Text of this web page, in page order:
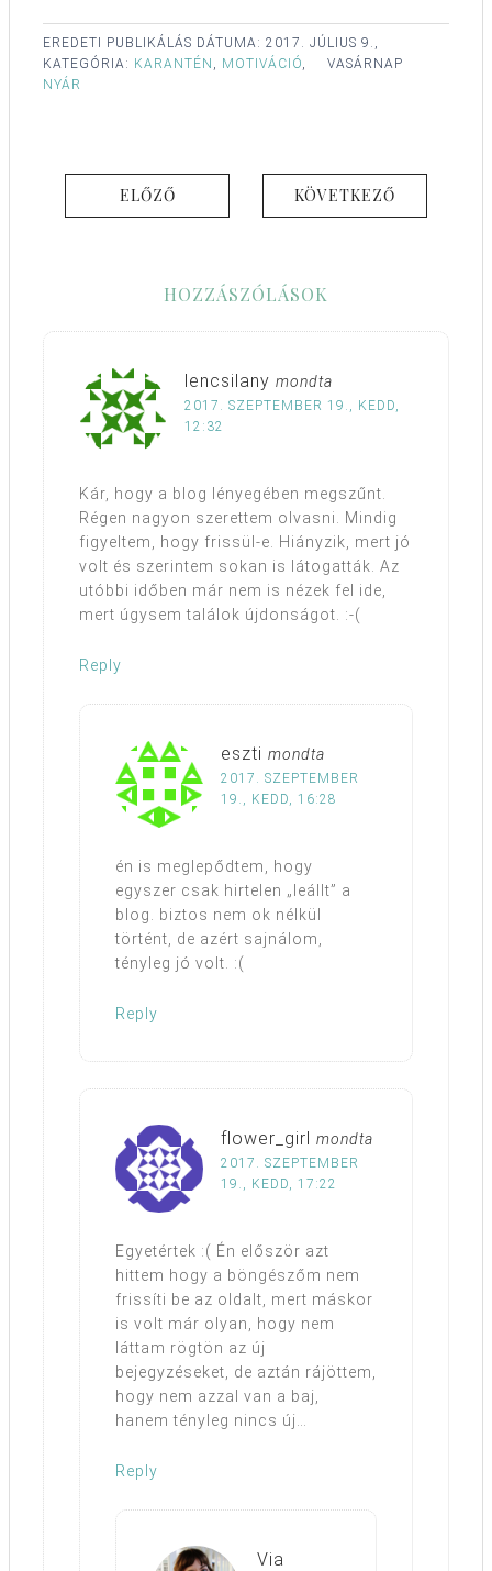
EREDETI PUBLIKÁLÁS DÁTUMA: 2017. JÚLIUS 9.,
VASÁRNAP
KATEGÓRIA: KARANTÉN , MOTIVÁCIÓ,
NYÁR
ELŐZŐ KÖVETKEZŐ
HOZZÁSZÓLÁSOK
lencsilany mondta
2017. SZEPTEMBER 19., KEDD,
12:32
Kár, hogy a blog lényegében megszűnt.
Régen nagyon szerettem olvasni. Mindig
figyeltem, hogy frissül-e. Hiányzik, mert jó
volt és szerintem sokan is látogatták. Az
utóbbi időben már nem is nézek fel ide,
mert úgysem találok újdonságot. :-(
Reply
eszti mondta
2017. SZEPTEMBER
19., KEDD, 16:28
én is meglepődtem, hogy
egyszer csak hirtelen „leállt” a
blog. biztos nem ok nélkül
történt, de azért sajnálom,
tényleg jó volt. :(
Reply
flower_girl mondta
2017. SZEPTEMBER
19., KEDD, 17:22
Egyetértek :( Én először azt
hittem hogy a böngészőm nem
frissíti be az oldalt, mert máskor
is volt már olyan, hogy nem
láttam rögtön az új
bejegyzéseket, de aztán rájöttem,
hogy nem azzal van a baj,
hanem tényleg nincs új…
Reply
Via